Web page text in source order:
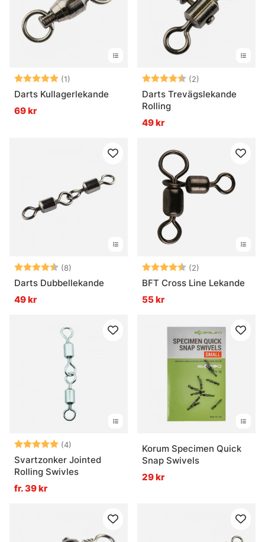
Betyg: (1)
5.0 utav 5 stjärnor
Darts Kullagerlekande
69 kr
Betyg: (2)
Darts Trevägslekande
Rolling
49 kr
Betyg: (8)
4.4 utav 5 stjärnor
Darts Dubbellekande
49 kr
Betyg: (2)
BFT Cross Line Lekande
55 kr
Betyg: (4)
5.0 utav 5 stjärnor
Svartzonker Jointed
Rolling Swivles
fr. 39 kr
Korum Specimen Quick
Snap Swivels
29 kr